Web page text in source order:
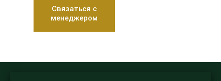
Связаться с
менеджером